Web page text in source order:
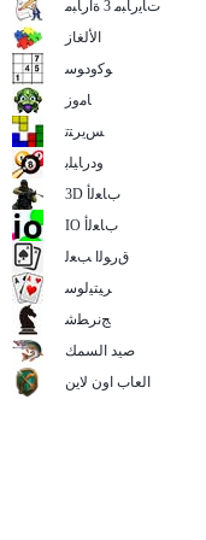
ﺕﺎﻳﺭﺎﺒﻣ 3 ﺓﺍﺭﺎﺒﻣ
الألغاز
ﻮﻛﻭﺩﻮﺳ
ﺎﻣﻭﺯ
ﺲﻳﺮﺘﺗ
ﻭﺩﺭﺎﻴﻠﺑ
3D ﺏﺎﻌﻟﺃ
IO ﺏﺎﻌﻟﺃ
ﻕﺭﻮﻟﺍ ﺐﻌﻟ
ﺮﻴﺘﻴﻟﻮﺳ
ﺞﻧﺮﻄﺷ
صيد السمك
العاب اون لاين